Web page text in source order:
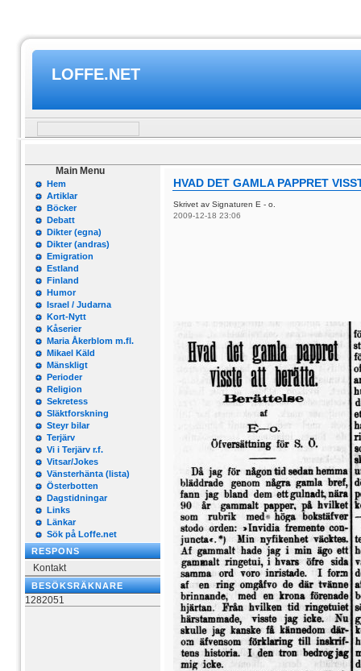
LOFFE.NET
Main Menu
Hem
Artiklar
Böcker
Debatt
Dikter (egna)
Dikter (andras)
Emigration
Estland
Finland
Humor
Israel / Judarna
Kort-Nytt
Kåserier
Maria Åkerblom m.fl.
Mikael Käld
Mänskligt
Perioder
Religion
Sekretess
Släktforskning
Steyr bilar
Terjärv
Vi i Terjärv r.f.
Vitsar/Jokes
Vänsterhänta (lista)
Österbotten
Dagstidningar
Links
Länkar
Sök på Loffe.net
RESPONS
Kontakt
BESÖKSRÄKNARE
1282051
HVAD DET GAMLA PAPPRET
Skrivet av Signaturen E - o.
2009-12-18 23:06